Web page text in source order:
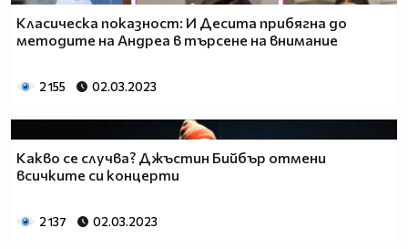
Класическа показност: И Десита прибягна до
методите на Андреа в търсене на внимание
2 155 02.03.2023
Какво се случва? Джъстин Бийбър отмени
всичките си концерти
2 137 02.03.2023